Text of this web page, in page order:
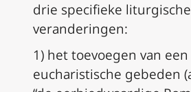
drie specifieke liturgische
veranderingen:
1) het toevoegen van
eucharistische gebeden